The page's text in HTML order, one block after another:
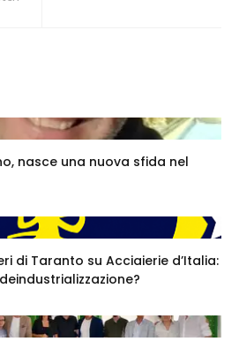
nasce una nuova sfida nel
di Taranto su Acciaierie d’Italia: